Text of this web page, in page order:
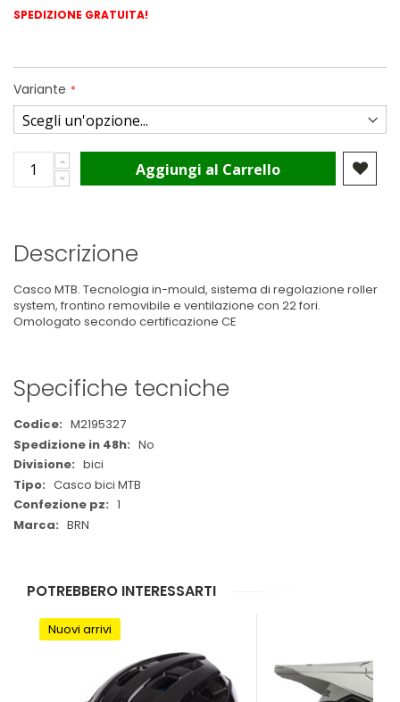
SPEDIZIONE GRATUITA!
Variante
Aggiungi al Carrello
Descrizione
Casco MTB. Tecnologia in-mould, sistema di regolazione roller
system, frontino removibile e ventilazione con 22 fori.
Omologato secondo certificazione CE
Specifiche tecniche
Maggiori
Informazioni
M2195327
No
bici
Casco bici MTB
1
BRN
POTREBBERO INTERESSARTI
Nuovi arrivi